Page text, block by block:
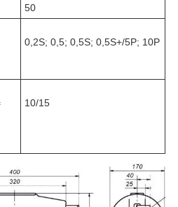
50
0,2S; 0,5; 0,5S; 0,5S+/5Р; 10P
10/15